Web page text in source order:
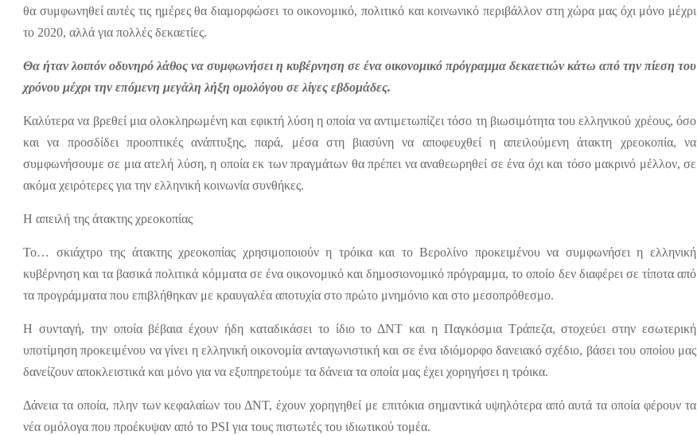
θα συμφωνηθεί αυτές τις ημέρες θα διαμορφώσει το οικονομικό, πολιτικό και κοινωνικό περιβάλλον στη χώρα μας όχι μόνο μέχρι
το 2020, αλλά για πολλές δεκαετίες.
Θα ήταν λοιπόν οδυνηρό λάθος να συμφωνήσει η κυβέρνηση σε ένα οικονομικό πρόγραμμα δεκαετιών κάτω από την πίεση του
χρόνου μέχρι την επόμενη μεγάλη λήξη ομολόγου σε λίγες εβδομάδες.
Καλύτερα να βρεθεί μια ολοκληρωμένη και εφικτή λύση η οποία να αντιμετωπίζει τόσο τη βιωσιμότητα του ελληνικού χρέους, όσο
και να προσδίδει προοπτικές ανάπτυξης, παρά, μέσα στη βιασύνη να αποφευχθεί η απειλούμενη άτακτη χρεοκοπία, να
συμφωνήσουμε σε μια ατελή λύση, η οποία εκ των πραγμάτων θα πρέπει να αναθεωρηθεί σε ένα όχι και τόσο μακρινό μέλλον, σε
ακόμα χειρότερες για την ελληνική κοινωνία συνθήκες.
Η απειλή της άτακτης χρεοκοπίας
Το… σκιάχτρο της άτακτης χρεοκοπίας χρησιμοποιούν η τρόικα και το Βερολίνο προκειμένου να συμφωνήσει η ελληνική
κυβέρνηση και τα βασικά πολιτικά κόμματα σε ένα οικονομικό και δημοσιονομικό πρόγραμμα, το οποίο δεν διαφέρει σε τίποτα από
τα προγράμματα που επιβλήθηκαν με κραυγαλέα αποτυχία στο πρώτο μνημόνιο και στο μεσοπρόθεσμο.
Η συνταγή, την οποία βέβαια έχουν ήδη καταδικάσει το ίδιο το ΔΝΤ και η Παγκόσμια Τράπεζα, στοχεύει στην εσωτερική
υποτίμηση προκειμένου να γίνει η ελληνική οικονομία ανταγωνιστική και σε ένα ιδιόμορφο δανειακό σχέδιο, βάσει του οποίου μας
δανείζουν αποκλειστικά και μόνο για να εξυπηρετούμε τα δάνεια τα οποία μας έχει χορηγήσει η τρόικα.
Δάνεια τα οποία, πλην των κεφαλαίων του ΔΝΤ, έχουν χορηγηθεί με επιτόκια σημαντικά υψηλότερα από αυτά τα οποία φέρουν τα
νέα ομόλογα που προέκυψαν από το PSI για τους πιστωτές του ιδιωτικού τομέα.